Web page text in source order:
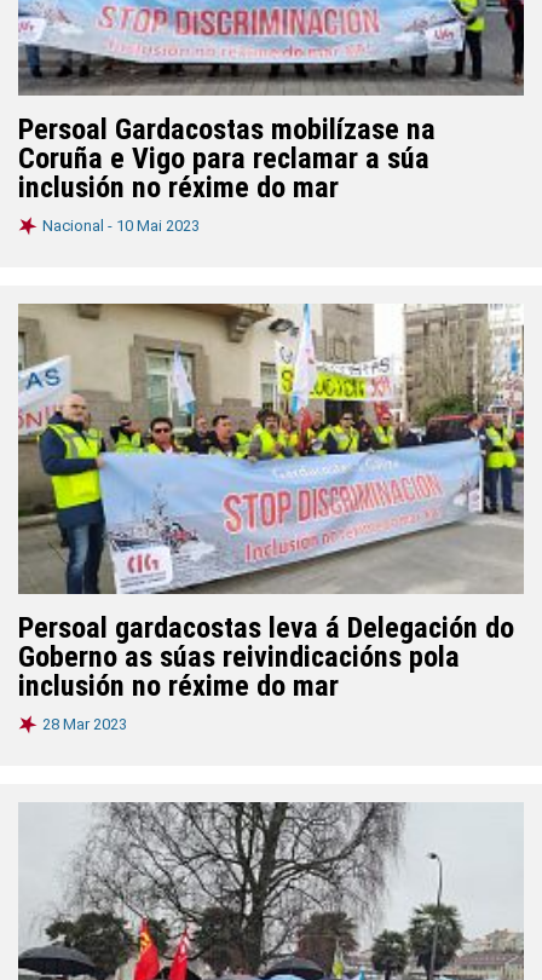
Persoal Gardacostas mobilízase na
Coruña e Vigo para reclamar a súa
inclusión no réxime do mar
Nacional - 10 Mai 2023
Persoal gardacostas leva á Delegación do
Goberno as súas reivindicacións pola
inclusión no réxime do mar
28 Mar 2023